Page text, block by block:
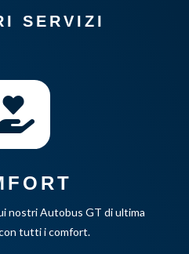
SERVIZI
nostri Autobus GT di ultima
tutti i comfort.